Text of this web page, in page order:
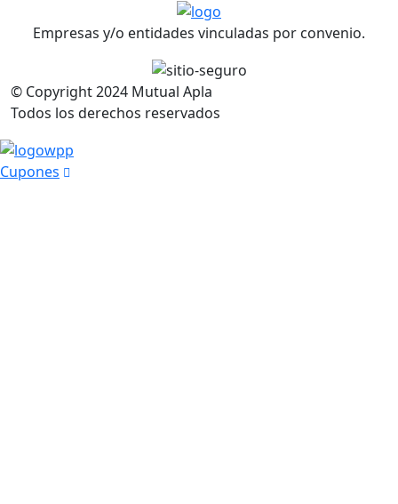
Empresas y/o entidades vinculadas por convenio.
© Copyright2024 Mutual Apla
Todos los derechos reservados
Cupones